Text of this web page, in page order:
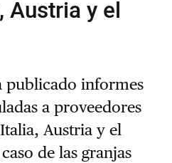
Austria y el
publicado informes
a proveedores
Austria y el
de las granjas